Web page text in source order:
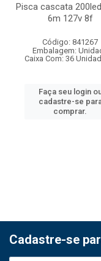
Pisca cascata
6m 127v 8f
Código: 841267
Embalagem:
Caixa Com: 36
Faça seu login
cadastre-se
comprar.
Cadastre-se